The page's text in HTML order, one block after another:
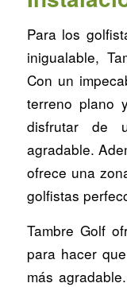
Para los
inigualable,
Con un
terreno plano
disfrutar de
agradable.
ofrece una
golfistas
Tambre Golf
para hacer
más